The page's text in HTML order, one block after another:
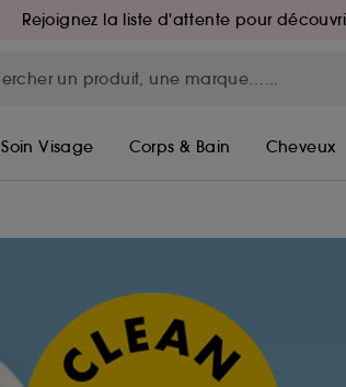
Rejoignez la liste d'attente pour
Soin Visage Corps & Bain Cheveux